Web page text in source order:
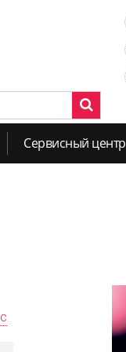
Сервисный центр